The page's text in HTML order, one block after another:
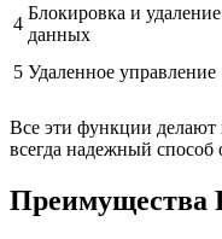
4
Блокировка и удаление
данных
5 Удаленное управление
Все эти функции делают
всегда надежный способ
Преимущества